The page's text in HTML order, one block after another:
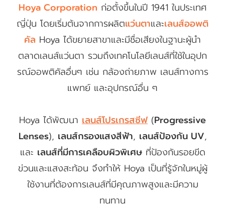
Hoya Corporation ก่อตั้งขึ้นในปี 1941 ในประเทศ
ญี่ปุ่น โดยเริ่มต้นจากการผลิตแว่นตาและเลนส์ออพติ
คัล Hoya ได้ขยายสาขาและมีชื่อเสียงในฐานะผู้นำ
ตลาดเลนส์แว่นตา รวมถึงเทคโนโลยีเลนส์ที่ใช้ในอุปก
รณ์ออพติคัลอื่นๆ เช่น กล้องถ่ายภาพ เลนส์ทางการ
แพทย์ และอุปกรณ์อื่น ๆ
Hoya ได้พัฒนา เลนส์โปรเกรสซีฟ (Progressive
Lenses), เลนส์กรองแสงสีฟ้า, เลนส์ป้องกัน UV,
และ เลนส์ที่มีการเคลือบผิวพิเศษที่ป้องกันรอยขีด
ข่วนและแสงสะท้อน จึงทำให้ Hoya เป็นที่รู้จักในหมู่ผู้
ใช้งานที่ต้องการเลนส์ที่มีคุณภาพสูงและมีความ
ทนทาน